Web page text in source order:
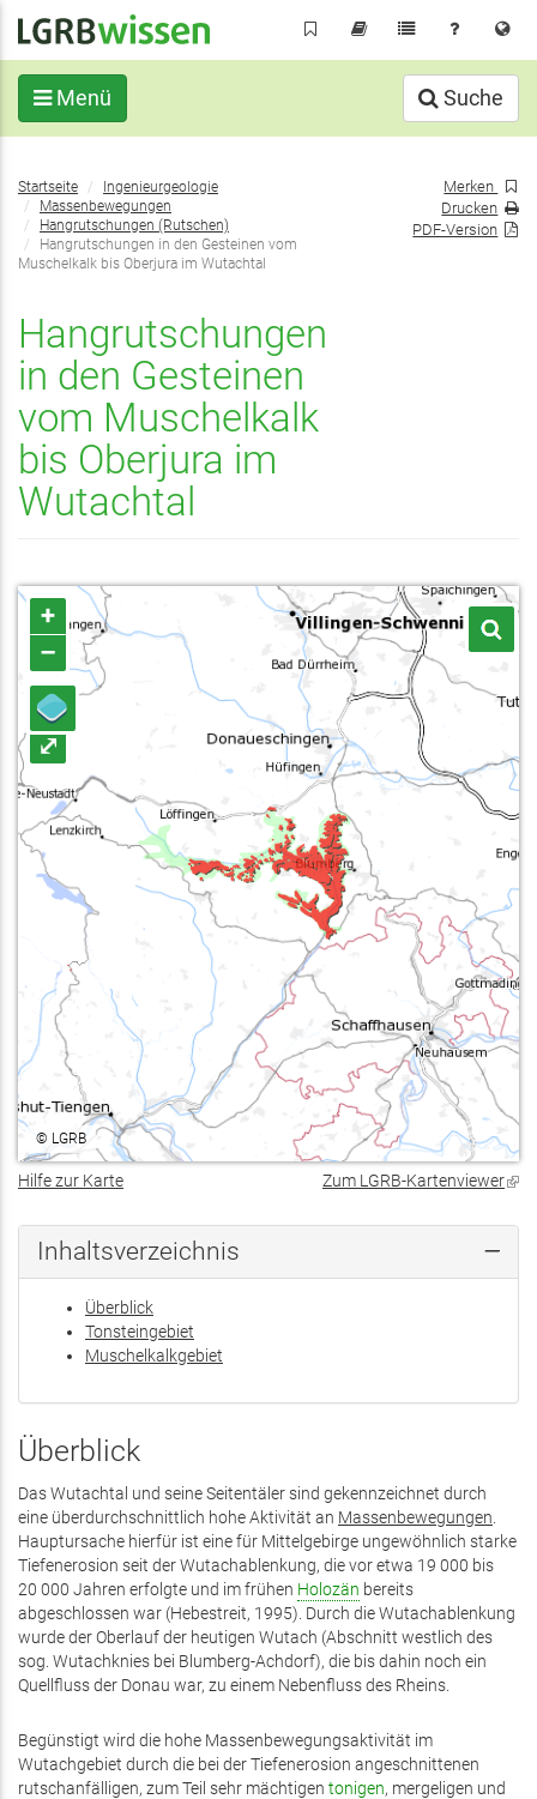
Inhalt
Menü Suche
Sie
befinden
sich
hier:
Startseite
Ingenieurgeologie
Massenbewegungen
Hangrutschungen (Rutschen)
Hangrutschungen in den Gesteinen vom
Muschelkalk bis Oberjura im Wutachtal
Hangrutschungen
in den Gesteinen
vom Muschelkalk
bis Oberjura im
Wutachtal
Merken
Drucken
PDF-Version
+
–
⤢
© LGRB
Hilfe zur Karte Zum LGRB-Kartenviewer
Inhaltsverzeichnis
Überblick
Tonsteingebiet
Muschelkalkgebiet
Überblick
Das Wutachtal und seine Seitentäler sind gekennzeichnet durch
eine überdurchschnittlich hohe Aktivität an Massenbewegungen.
Hauptursache hierfür ist eine für Mittelgebirge ungewöhnlich starke
Tiefenerosion seit der Wutachablenkung, die vor etwa 19 000 bis
20 000 Jahren erfolgte und im frühen Holozän bereits
abgeschlossen war (Hebestreit, 1995). Durch die Wutachablenkung
wurde der Oberlauf der heutigen Wutach (Abschnitt westlich des
sog. Wutachknies bei Blumberg-Achdorf), die bis dahin noch ein
Quellfluss der Donau war, zu einem Nebenfluss des Rheins.
Begünstigt wird die hohe Massenbewegungsaktivität im
Wutachgebiet durch die bei der Tiefenerosion angeschnittenen
rutschanfälligen, zum Teil sehr mächtigen tonigen, mergeligen und